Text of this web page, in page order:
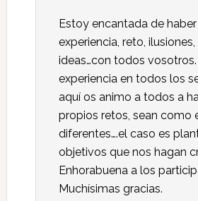
Estoy encantada de
experiencia, reto,
ideas…con todos
experiencia en todos los
aquí os animo a todos a
propios retos, sean como
diferentes….el caso es
objetivos que nos hagan
Enhorabuena a los
Muchísimas gracias.